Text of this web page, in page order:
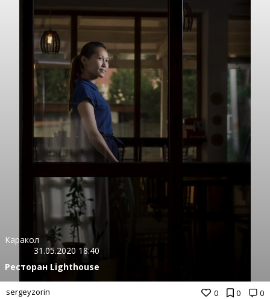
0 0 0
Каракол
31.05.2020 18:40
Ресторан Lighthouse
sergeyzorin